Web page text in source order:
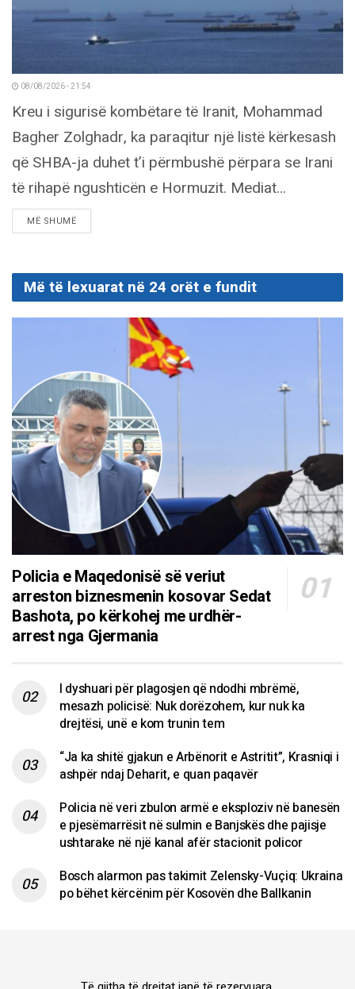
08/08/2026 - 21:54
Kreu i sigurisë kombëtare të Iranit, Mohammad
Bagher Zolghadr, ka paraqitur një listë kërkesash
që SHBA-ja duhet t’i përmbushë përpara se Irani
të rihapë ngushticën e Hormuzit. Mediat...
MË SHUMËDETAILS
Më të lexuarat në 24 orët e fundit
Policia e Maqedonisë së veriut
arreston biznesmenin kosovar Sedat
Bashota, po kërkohej me urdhër-
arrest nga Gjermania
I dyshuari për plagosjen që ndodhi mbrëmë,
mesazh policisë: Nuk dorëzohem, kur nuk ka
drejtësi, unë e kom trunin tem
“Ja ka shitë gjakun e Arbënorit e Astritit”, Krasniqi i
ashpër ndaj Deharit, e quan paqavër
Policia në veri zbulon armë e eksploziv në banesën
e pjesëmarrësit në sulmin e Banjskës dhe pajisje
ushtarake në një kanal afër stacionit policor
Bosch alarmon pas takimit Zelensky-Vuçiq: Ukraina
po bëhet kërcënim për Kosovën dhe Ballkanin